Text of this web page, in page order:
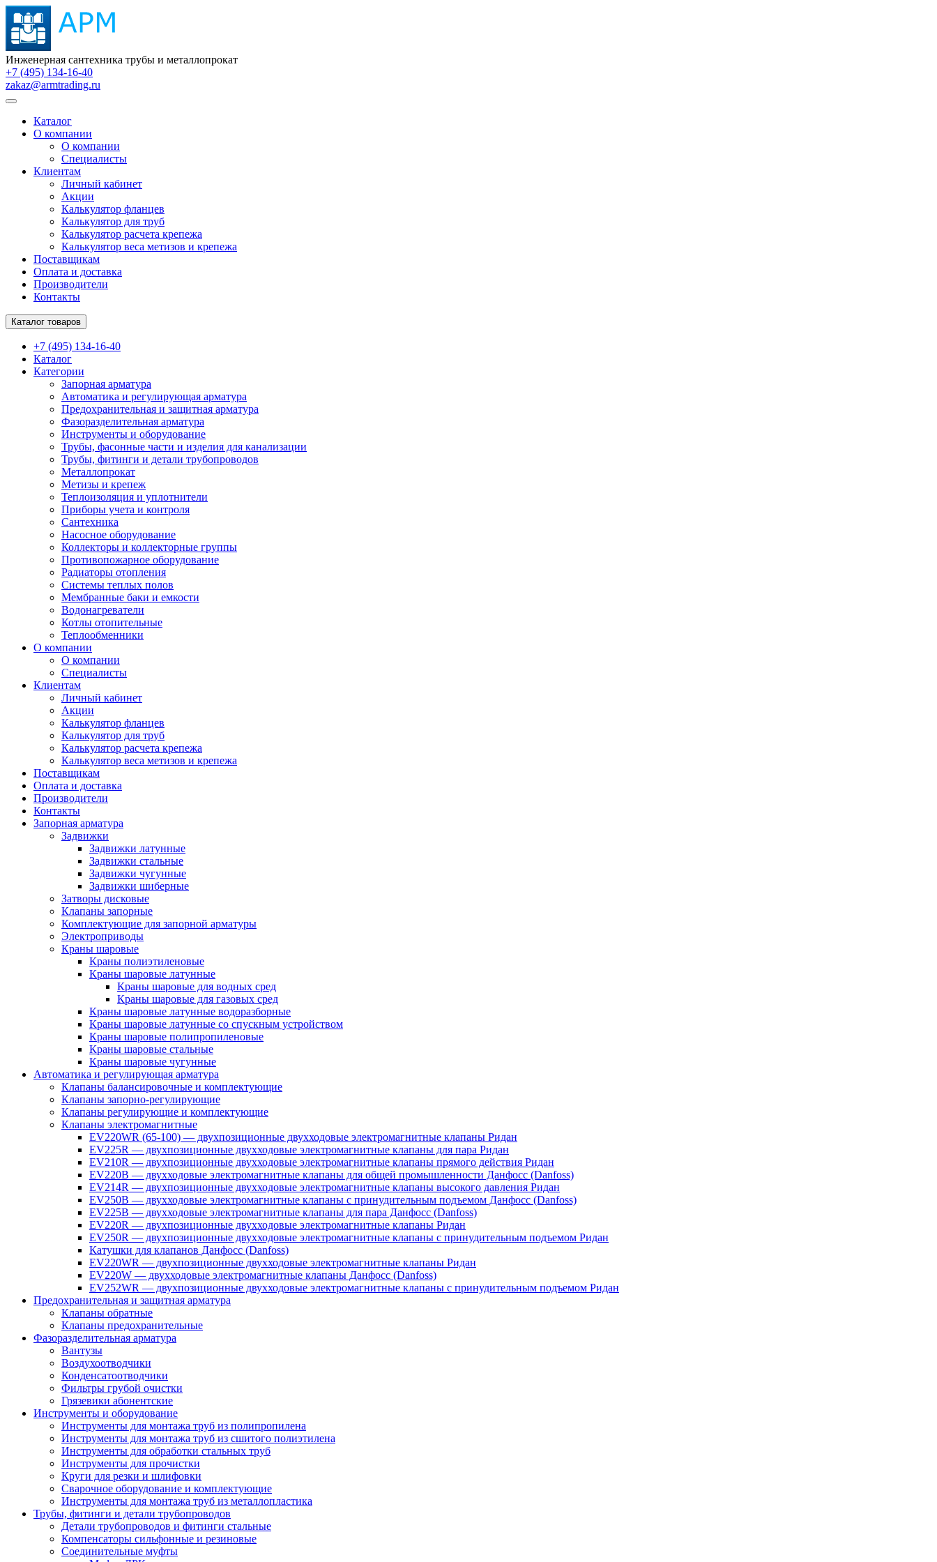
Инженерная сантехника трубы и металлопрокат
+7 (495) 134-16-40
zakaz@armtrading.ru
Каталог
О компании
О компании
Специалисты
Клиентам
Личный кабинет
Акции
Калькулятор фланцев
Калькулятор для труб
Калькулятор расчета крепежа
Калькулятор веса метизов и крепежа
Поставщикам
Оплата и доставка
Производители
Контакты
Каталог товаров
+7 (495) 134-16-40
Каталог
Категории
Запорная арматура
Автоматика и регулирующая арматура
Предохранительная и защитная арматура
Фазоразделительная арматура
Инструменты и оборудование
Трубы, фасонные части и изделия для канализации
Трубы, фитинги и детали трубопроводов
Металлопрокат
Метизы и крепеж
Теплоизоляция и уплотнители
Приборы учета и контроля
Сантехника
Насосное оборудование
Коллекторы и коллекторные группы
Противопожарное оборудование
Радиаторы отопления
Системы теплых полов
Мембранные баки и емкости
Водонагреватели
Котлы отопительные
Теплообменники
О компании
О компании
Специалисты
Клиентам
Личный кабинет
Акции
Калькулятор фланцев
Калькулятор для труб
Калькулятор расчета крепежа
Калькулятор веса метизов и крепежа
Поставщикам
Оплата и доставка
Производители
Контакты
Запорная арматура
Задвижки
Задвижки латунные
Задвижки стальные
Задвижки чугунные
Задвижки шиберные
Затворы дисковые
Клапаны запорные
Комплектующие для запорной арматуры
Электроприводы
Краны шаровые
Краны полиэтиленовые
Краны шаровые латунные
Краны шаровые для водных сред
Краны шаровые для газовых сред
Краны шаровые латунные водоразборные
Краны шаровые латунные со спускным устройством
Краны шаровые полипропиленовые
Краны шаровые стальные
Краны шаровые чугунные
Автоматика и регулирующая арматура
Клапаны балансировочные и комплектующие
Клапаны запорно-регулирующие
Клапаны регулирующие и комплектующие
Клапаны электромагнитные
EV220WR (65-100) — двухпозиционные двухходовые электромагнитные клапаны Ридан
EV225R — двухпозиционные двухходовые электромагнитные клапаны для пара Ридан
EV210R — двухпозиционные двухходовые электромагнитные клапаны прямого действия Ридан
EV220B — двухходовые электромагнитные клапаны для общей промышленности Данфосс (Danfoss)
EV214R — двухпозиционные двухходовые электромагнитные клапаны высокого давления Ридан
EV250B — двухходовые электромагнитные клапаны с принудительным подъемом Данфосс (Danfoss)
EV225B — двухходовые электромагнитные клапаны для пара Данфосс (Danfoss)
EV220R — двухпозиционные двухходовые электромагнитные клапаны Ридан
EV250R — двухпозиционные двухходовые электромагнитные клапаны с принудительным подъемом Ридан
Катушки для клапанов Данфосс (Danfoss)
EV220WR — двухпозиционные двухходовые электромагнитные клапаны Ридан
EV220W — двухходовые электромагнитные клапаны Данфосс (Danfoss)
EV252WR — двухпозиционные двухходовые электромагнитные клапаны с принудительным подъемом Ридан
Предохранительная и защитная арматура
Клапаны обратные
Клапаны предохранительные
Фазоразделительная арматура
Вантузы
Воздухоотводчики
Конденсатоотводчики
Фильтры грубой очистки
Грязевики абонентские
Инструменты и оборудование
Инструменты для монтажа труб из полипропилена
Инструменты для монтажа труб из сшитого полиэтилена
Инструменты для обработки стальных труб
Инструменты для прочистки
Круги для резки и шлифовки
Сварочное оборудование и комплектующие
Инструменты для монтажа труб из металлопластика
Трубы, фитинги и детали трубопроводов
Детали трубопроводов и фитинги стальные
Компенсаторы сильфонные и резиновые
Соединительные муфты